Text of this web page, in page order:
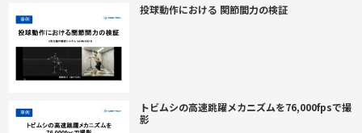
投球動作における 関節間力の検証
トビムシの高速跳躍メカニズムを76,000fpsで撮
影